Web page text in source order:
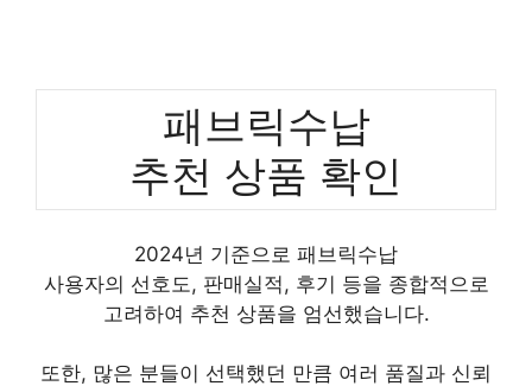
패브릭수납
추천 상품 확인
2024년 기준으로 패브릭수납
사용자의 선호도, 판매실적, 후기 등을 종합적으로
고려하여 추천 상품을 엄선했습니다.
또한, 많은 분들이 선택했던 만큼 여러 품질과 신뢰